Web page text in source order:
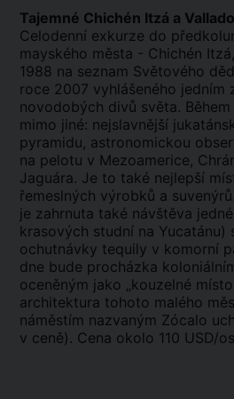
Tajemné Chichén Itzá a
Celodenní exkurze do
mayského města - Chichén
1988 na seznam Světového
roce 2007 vyhlášeného jedním
novodobých divů světa.
mimo jiné: nejslavnější
pyramidu, astronomickou
na pelotu v Mezoamerice,
Jaguára. Je to také nejlepší
řemeslných výrobků a
je zahrnuta také návštěva
krasových studní na Yucatánu)
ochutnávky tequily v komorní
dne bude procházka
oceněným jako „kouzelné
architektura tohoto malého
náměstím nazvaným Zócalo
v ceně). Cena okolo 110 USD/